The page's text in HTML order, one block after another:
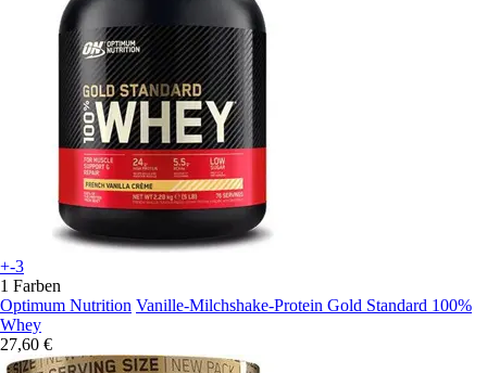
+-3
1 Farben
Optimum Nutrition Vanille-Milchshake-Protein Gold Standard 100%
Whey
27,60 €